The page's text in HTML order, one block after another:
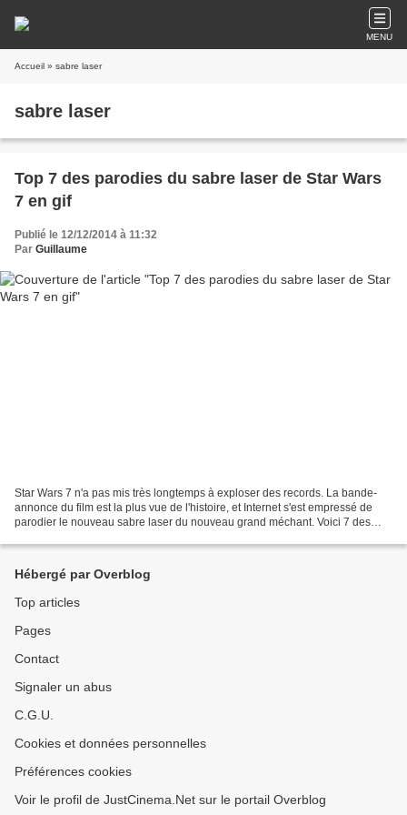
MENU
Accueil » sabre laser
sabre laser
Top 7 des parodies du sabre laser de Star Wars
7 en gif
Publié le 12/12/2014 à 11:32
Par Guillaume
Star Wars 7 n'a pas mis très longtemps à exploser des records. La bande-
annonce du film est la plus vue de l'histoire, et Internet s'est empressé de
parodier le nouveau sabre laser du nouveau grand méchant. Voici 7 des
Hébergé par Overblog
Top articles
Pages
Contact
Signaler un abus
C.G.U.
Cookies et données personnelles
Préférences cookies
Voir le profil de JustCinema.Net sur le portail Overblog